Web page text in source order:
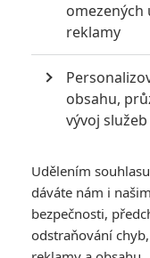
POSLEDNÍ
3 ČLÁNEK | 01.08.2026
Marvel nečekaně zrušil
433FILM | 01.08.2026
1ČLÁNEK | 30.07.2026
Děti krve a kostí:
dobrodružství s vůní
1
omezených
reklamy
obsahu,
vývoj služeb
Udělením
dáváte nám i
bezpečnosti,
odstraňování